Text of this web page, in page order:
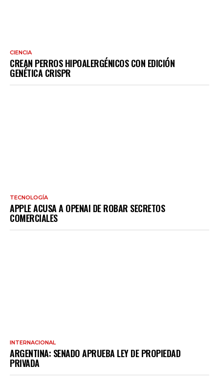
CIENCIA
CREAN PERROS HIPOALERGÉNICOS CON EDICIÓN
GENÉTICA CRISPR
TECNOLOGÍA
APPLE ACUSA A OPENAI DE ROBAR SECRETOS
COMERCIALES
INTERNACIONAL
ARGENTINA: SENADO APRUEBA LEY DE PROPIEDAD
PRIVADA